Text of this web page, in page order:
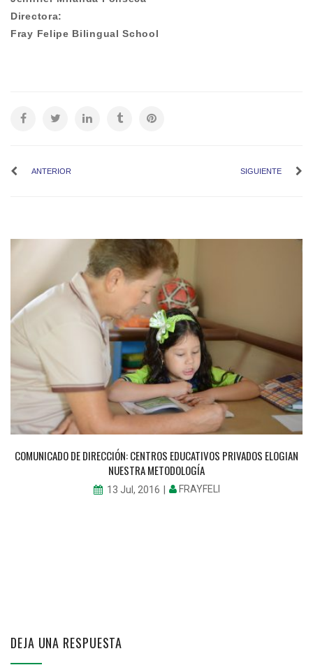
Directora:
Fray Felipe Bilingual School
ANTERIOR SIGUIENTE
COMUNICADO DE DIRECCIÓN: CENTROS EDUCATIVOS PRIVADOS ELOGIAN
NUESTRA METODOLOGÍA
13 Jul, 2016 FRAYFELI
DEJA UNA RESPUESTA